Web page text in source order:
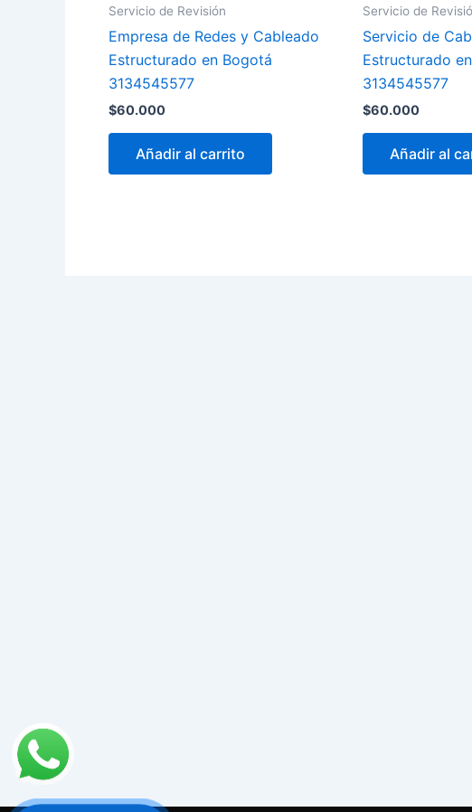
Servicio de Revisión
Empresa de Redes y Cableado
Estructurado en Bogotá
3134545577
$60.000
Añadir al carrito
Servicio de
Servicio de
Estructurado
3134545577
$60.000
Añadir al